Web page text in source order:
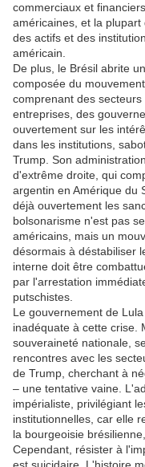
commerciaux et
américaines, et la
des actifs et des
américain.
De plus, le Brésil abrite
composée du
comprenant des
entreprises, des
ouvertement sur les
dans les institutions,
Trump. Son
d'extrême droite, qui
argentin en Amérique du
déjà ouvertement les
bolsonarisme n'est pas
américains, mais un
désormais à déstabiliser
interne doit être
par l'arrestation
putschistes.
Le gouvernement de
inadéquate à cette crise.
souveraineté nationale,
rencontres avec les
de Trump, cherchant à
– une tentative vaine.
impérialiste, privilégiant
institutionnelles, car elle
la bourgeoisie
Cependant, résister à